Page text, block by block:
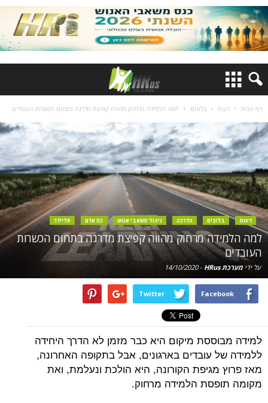
דף הבית דעות בלוגים למה הלמידה מרחוק מהווה קפיצת מדרגה בתחום הכשרות העובדים
דעות בלוגים הדרכה ניהול משאבי אנוש כח אדם סליידר
למה הלמידה מרחוק מהווה קפיצת מדרגה בתחום הכשרות
העובדים
על ידי מערכת HRus -
14/10/2020
Facebook
Twitter
למידה מבוססת מיקום היא כבר מזמן לא הדרך היחידה
ללמידה של עובדים בארגונים, אבל בתקופה האחרונה,
מאז פרוץ מגיפת הקורונה, היא הולכת ונעלמת, ואת
מקומה תופסת הלמידה מרחוק.